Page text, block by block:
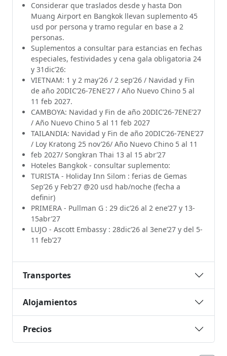
Considerar que traslados desde y hasta Don
Muang Airport en Bangkok llevan suplemento 45
usd por persona y tramo regular en base a 2
personas.
Suplementos a consultar para estancias en fechas
especiales, festividades y cena gala obligatoria 24
y 31dic’26:
VIETNAM: 1 y 2 may’26 / 2 sep’26 / Navidad y Fin
de año 20DIC’26-7ENE’27 / Año Nuevo Chino 5 al
11 feb 2027.
CAMBOYA: Navidad y Fin de año 20DIC’26-7ENE’27
/ Año Nuevo Chino 5 al 11 feb 2027
TAILANDIA: Navidad y Fin de año 20DIC’26-7ENE’27
/ Loy Kratong 25 nov’26/ Año Nuevo Chino 5 al 11
feb 2027/ Songkran Thai 13 al 15 abr’27
Hoteles Bangkok - consultar suplemento:
TURISTA - Holiday Inn Silom : ferias de Gemas
Sep’26 y Feb’27 @20 usd hab/noche (fecha a
definir)
PRIMERA - Pullman G : 29 dic’26 al 2 ene’27 y 13-
15abr’27
LUJO - Ascott Embassy : 28dic’26 al 3ene’27 y del 5-
11 feb’27
Transportes
Alojamientos
Precios